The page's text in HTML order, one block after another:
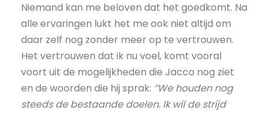
Niemand kan me beloven dat het goedkomt. Na
alle ervaringen lukt het me ook niet altijd om
daar zelf nog zonder meer op te vertrouwen.
Het vertrouwen dat ik nu voel, komt vooral
voort uit de mogelijkheden die Jacco nog ziet
en de woorden die hij sprak: “We houden nog
steeds de bestaande doelen. Ik wil de strijd